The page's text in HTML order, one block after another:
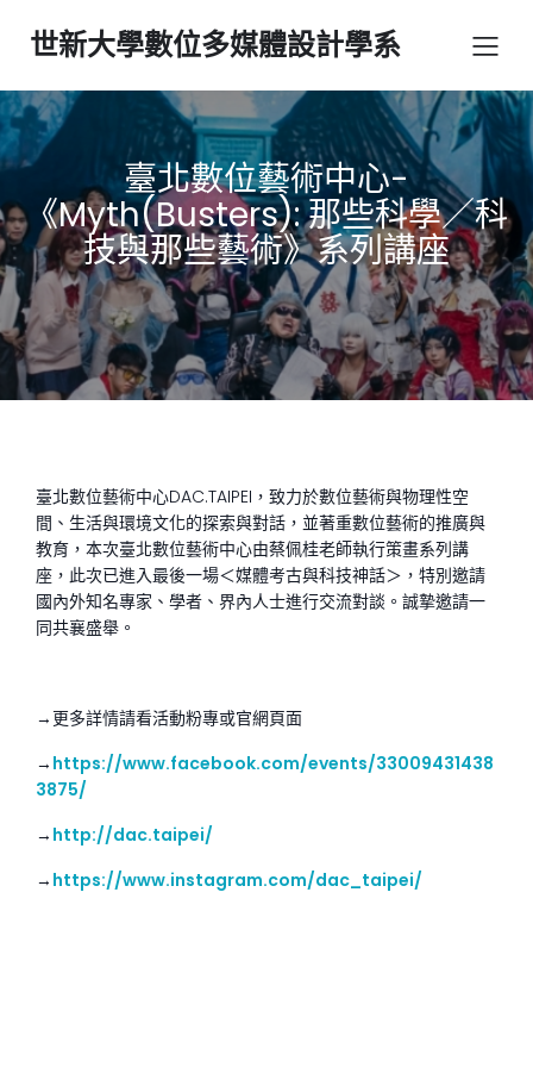
世新大學數位多媒體設計學系
臺北數位藝術中心-
《Myth(Busters): 那些科學／科
技與那些藝術》系列講座
臺北數位藝術中心DAC.TAIPEI，致力於數位藝術與物理性空
間、生活與環境文化的探索與對話，並著重數位藝術的推廣與
教育，本次臺北數位藝術中心由蔡佩桂老師執行策畫系列講
座，此次已進入最後一場＜媒體考古與科技神話＞，特別邀請
國內外知名專家、學者、界內人士進行交流對談。誠摯邀請一
同共襄盛舉。
→更多詳情請看活動粉專或官網頁面
→ https://www.facebook.com/events/33009431438
3875/
→ http://dac.taipei/
→ https://www.instagram.com/dac_taipei/